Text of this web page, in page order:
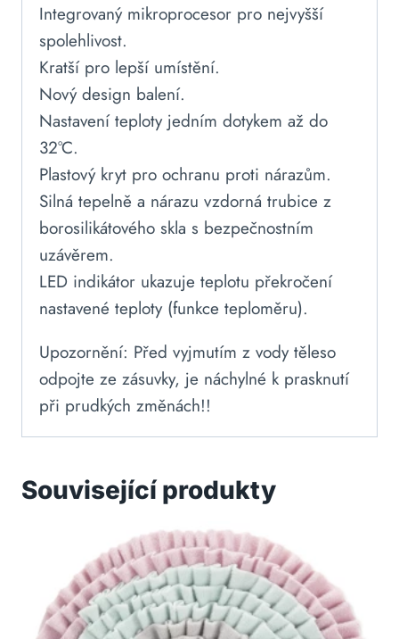
Integrovaný mikroprocesor pro nejvyšší
spolehlivost.
Kratší pro lepší umístění.
Nový design balení.
Nastavení teploty jedním dotykem až do
32°C.
Plastový kryt pro ochranu proti nárazům.
Silná tepelně a nárazu vzdorná trubice z
borosilikátového skla s bezpečnostním
uzávěrem.
LED indikátor ukazuje teplotu překročení
nastavené teploty (funkce teploměru).
Upozornění: Před vyjmutím z vody těleso
odpojte ze zásuvky, je náchylné k prasknutí
při prudkých změnách!!
Související produkty